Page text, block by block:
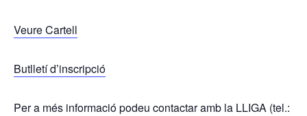
Veure Cartell
Butlletí d’inscripció
Per a més informació podeu contactar amb la LLIGA (tel.: